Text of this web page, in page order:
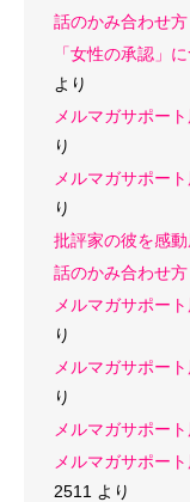
話のかみ合わせ方
「女性の承認」
より
メルマガサポー
り
メルマガサポー
り
批評家の彼を感
話のかみ合わせ方
メルマガサポー
り
メルマガサポー
り
メルマガサポー
メルマガサポー
2511 より